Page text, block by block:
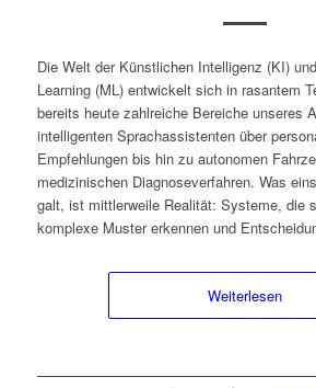
Die Welt der Künstlichen Intelligenz (KI)
Learning (ML) entwickelt sich in rasantem
bereits heute zahlreiche Bereiche unseres
intelligenten Sprachassistenten über
Empfehlungen bis hin zu autonomen
medizinischen Diagnoseverfahren. Was
galt, ist mittlerweile Realität: Systeme, die
komplexe Muster erkennen und
Weiterlesen